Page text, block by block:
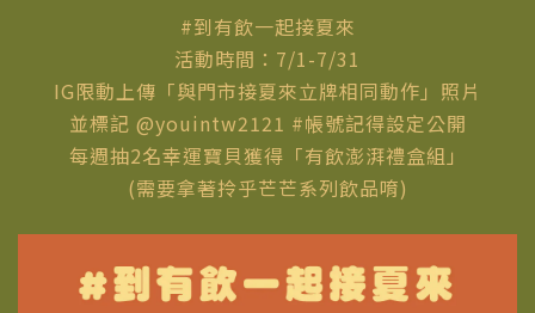
#到有飲一起接夏來
活動時間：7/1-7/31
IG限動上傳「與門市接夏來立牌相同動作」照片
並標記 @youintw2121 #帳號記得設定公開
每週抽2名幸運寶貝獲得「有飲澎湃禮盒組」
(需要拿著拎乎芒芒系列飲品唷)